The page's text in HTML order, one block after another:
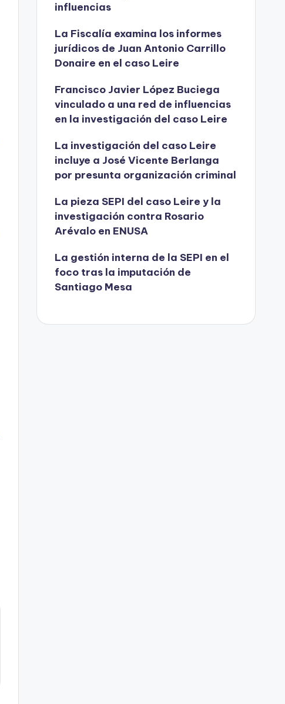
influencias
La Fiscalía examina los informes
jurídicos de Juan Antonio Carrillo
Donaire en el caso Leire
Francisco Javier López Buciega
vinculado a una red de influencias
en la investigación del caso Leire
La investigación del caso Leire
incluye a José Vicente Berlanga
por presunta organización criminal
La pieza SEPI del caso Leire y la
investigación contra Rosario
Arévalo en ENUSA
La gestión interna de la SEPI en el
foco tras la imputación de
Santiago Mesa